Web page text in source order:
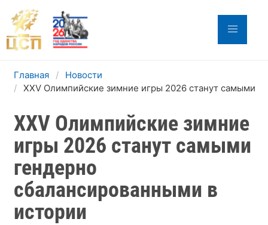
Главная
Новости
XXV Олимпийские зимние игры 2026 станут самыми
XXV Олимпийские зимние
игры 2026 станут самыми
гендерно
сбалансированными в
истории